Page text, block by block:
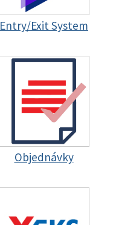
Entry/Exit System
Objednávky